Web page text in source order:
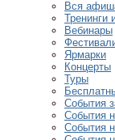
Вся
Тренинги
Вебинары
Ярмарки
Концерты
Туры
События
События
События